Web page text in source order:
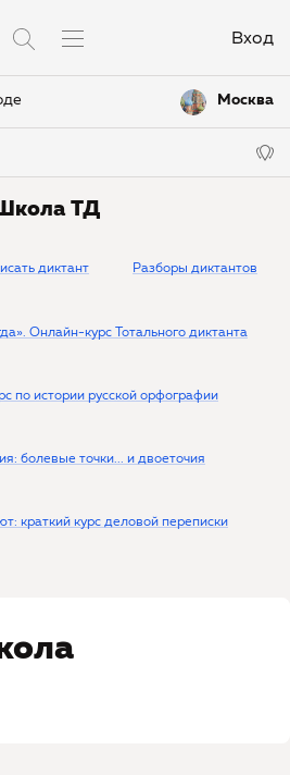
Вход
Москва
ТД
диктант Разборы диктантов
Онлайн-курс Тотального диктанта
по истории русской орфографии
болевые точки... и двоеточия
краткий курс деловой переписки